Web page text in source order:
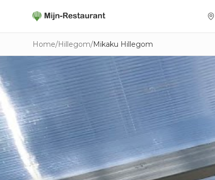
Home/Hillegom/Mikaku Hillegom